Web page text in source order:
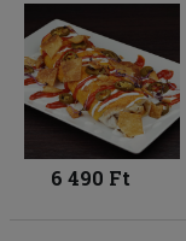
6 490 Ft